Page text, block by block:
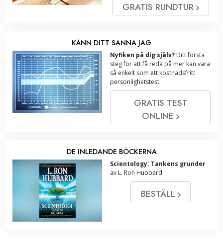
GRATIS RUNDTUR
KÄNN DITT SANNA JAG
Nyfiken på dig själv? Ditt första
steg för att få reda på mer kan vara
så enkelt som ett kostnadsfritt
personlighetstest.
GRATIS TEST
ONLINE
DE INLEDANDE BÖCKERNA
Scientology: Tankens grunder
av L. Ron Hubbard
BESTÄLL